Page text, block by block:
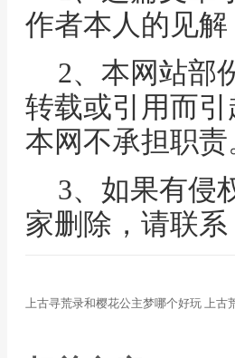
作者本人的见
2、本网站部
转载或引用而
本网不承担职责
3、如果有侵
家删除，请联系
上古寻荒录和樱花公主梦哪个好玩 上古